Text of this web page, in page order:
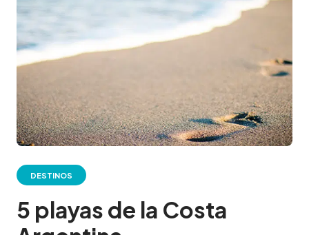
DESTINOS
5 playas de la Costa